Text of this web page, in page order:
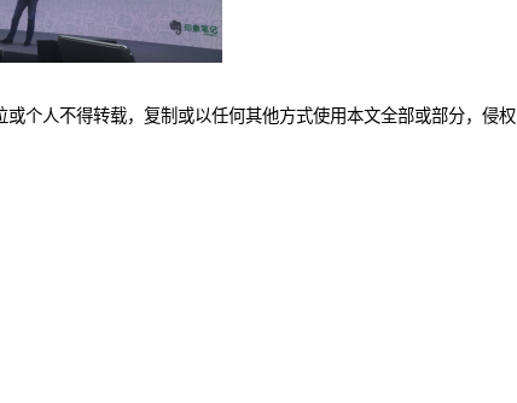
个人不得转载，复制或以任何其他方式使用本文全部或部分，侵权